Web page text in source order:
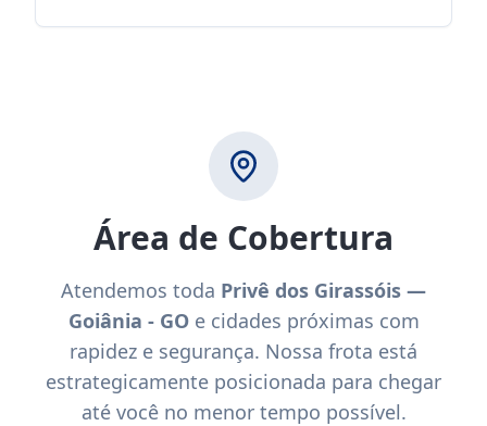
Área de Cobertura
Atendemos toda Privê dos Girassóis —
Goiânia - GOe cidades próximas com
rapidez e segurança. Nossa frota está
estrategicamente posicionada para chegar
até você no menor tempo possível.